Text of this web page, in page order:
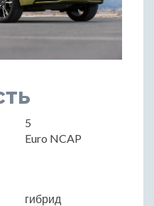
5
Euro NCAP
гибрид